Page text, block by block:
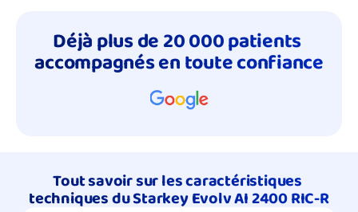
Déjà plus de 20 000 patients
accompagnés en toute confiance
Tout savoir sur les caractéristiques
techniques du Starkey Evolv AI 2400 RIC-R